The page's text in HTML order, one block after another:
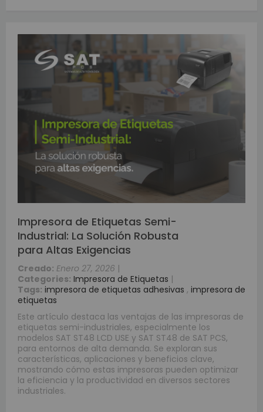
Impresora de Etiquetas Semi-
Industrial: La Solución Robusta
para Altas Exigencias
Creado: Enero 27, 2026 |
Categories: Impresora de Etiquetas |
Tags: impresora de etiquetas adhesivas , impresora de
etiquetas
Este artículo destaca las ventajas de las impresoras de
etiquetas semi-industriales, especialmente los
modelos SAT ST48 LCD USE y SAT ST48 de SAT PCS,
para entornos de alta demanda. Se exploran sus
características, aplicaciones y beneficios clave,
mostrando cómo estas impresoras pueden optimizar
la eficiencia y la productividad en diversos sectores
industriales.